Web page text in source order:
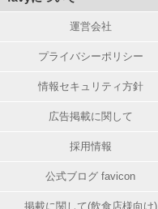
運営会社
プライバシーポリシー
情報セキュリティ方針
広告掲載に関して
採用情報
公式ブログ favicon
掲載に関して(飲食店様向け)